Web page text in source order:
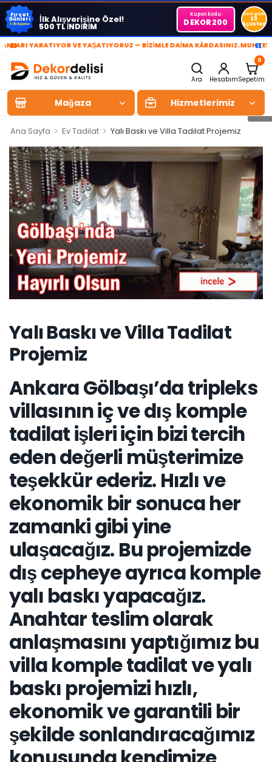
Fırsat
Günleri
1-30 Ağustos İlk Alışverişine Özel!
500 TL İNDİRİM
Kupon kodu:
DEKOR200
Son gün
30
Ağustos
»
YARATIYOR VE YAŞATIYORUZ — BİZİMLE DAİMA KÂRDASINIZ.MUHTEŞEM
«
Ara Hesabım
0
Sepetim
Mağaza Hizmetlerimiz
Ana Sayfa > Ev Tadilat > Yalı Baskı ve Villa Tadilat Projemiz
Yalı Baskı ve Villa Tadilat
Projemiz
Ankara Gölbaşı’da tripleks
villasının iç ve dış komple
tadilat işleri için bizi tercih
eden değerli müşterimize
teşekkür ederiz. Hızlı ve
ekonomik bir sonuca her
zamanki gibi yine
ulaşacağız. Bu projemizde
dış cepheye ayrıca komple
yalı baskı yapacağız.
Anahtar teslim olarak
anlaşmasını yaptığımız bu
villa komple tadilat ve yalı
baskı projemizi hızlı,
ekonomik ve garantili bir
şekilde sonlandıracağımız